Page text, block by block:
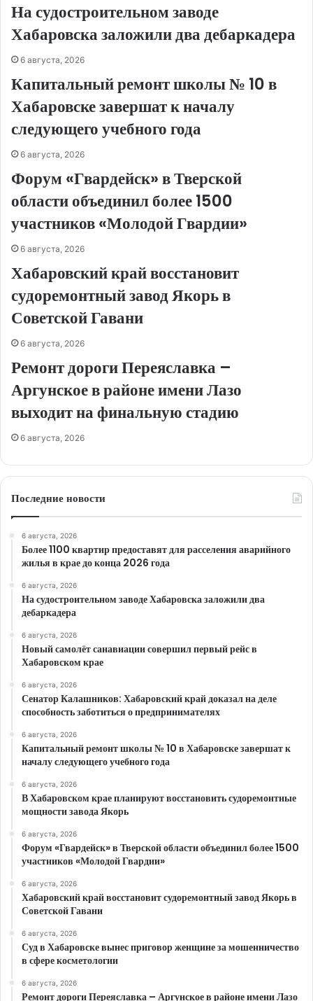
На судостроительном заводе
Хабаровска заложили два дебаркадера
6 августа, 2026
Капитальный ремонт школы № 10 в
Хабаровске завершат к началу
следующего учебного года
6 августа, 2026
Форум «Гвардейск» в Тверской
области объединил более 1500
участников «Молодой Гвардии»
6 августа, 2026
Хабаровский край восстановит
судоремонтный завод Якорь в
Советской Гавани
6 августа, 2026
Ремонт дороги Переяславка –
Аргунское в районе имени Лазо
выходит на финальную стадию
6 августа, 2026
Последние новости
6 августа, 2026
Более 1100 квартир предоставят для расселения аварийного
жилья в крае до конца 2026 года
6 августа, 2026
На судостроительном заводе Хабаровска заложили два
дебаркадера
6 августа, 2026
Новый самолёт санавиации совершил первый рейс в
Хабаровском крае
6 августа, 2026
Сенатор Калашников: Хабаровский край доказал на деле
способность заботиться о предпринимателях
6 августа, 2026
Капитальный ремонт школы № 10 в Хабаровске завершат к
началу следующего учебного года
6 августа, 2026
В Хабаровском крае планируют восстановить судоремонтные
мощности завода Якорь
6 августа, 2026
Форум «Гвардейск» в Тверской области объединил более 1500
участников «Молодой Гвардии»
6 августа, 2026
Хабаровский край восстановит судоремонтный завод Якорь в
Советской Гавани
6 августа, 2026
Суд в Хабаровске вынес приговор женщине за мошенничество
в сфере косметологии
6 августа, 2026
Ремонт дороги Переяславка – Аргунское в районе имени Лазо